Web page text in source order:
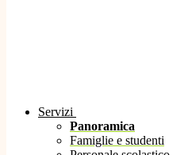
Servizi
Panoramica
Famiglie e studenti